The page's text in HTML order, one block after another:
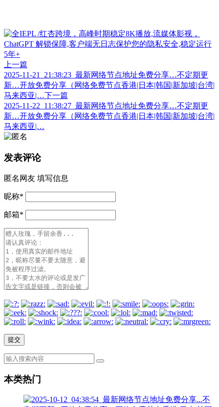
上一篇
2025-11-21_21:38:23_最新网络节点地址免费分享…不定期更
新…开放免费分享（网络免费节点香港|日本|韩国|新加坡|台湾|
马来西亚|… 下一篇
2025-11-22_11:38:27_最新网络节点地址免费分享…不定期更
新…开放免费分享（网络免费节点香港|日本|韩国|新加坡|台湾|
马来西亚|…
发表评论
匿名网友 填写信息
昵称*
邮箱*
本类热门